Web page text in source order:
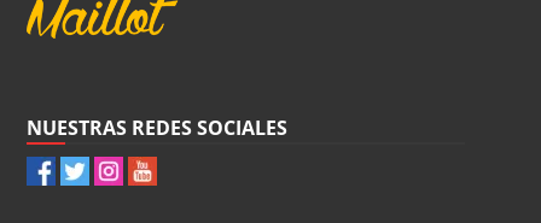
NUESTRAS REDES SOCIALES